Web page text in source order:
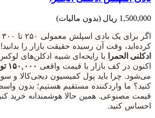
1,500,000 ریال (بدون مالیات)
کرده‌اید، وقت آن رسیده حقیقت بازار را بدانید!
ادکلنی الحمرا با رایحه‌ای شبیه ادکلن‌های لوکس
اکنون در کف بازار با قیمت واقعی ۱۵۰,۰۰۰ تومان
می‌شود. چرا باید پول کمیسیون دیجی‌کالا و
کنید؟ ما واردکننده مستقیم هستیم؛ بدون
قیمت مصنوعی. همین حالا هوشمندانه خرید
احساس کنید.